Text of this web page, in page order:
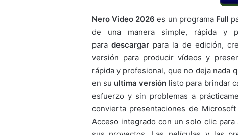
Nero Video 2026 es un programa Full
de una manera simple, rápida y
para descargarpara la de edición,
versión para producir vídeos y
rápida y profesional, que no deja nada
en su ultima versión listo para brindar
esfuerzo y sin problemas a
convierta presentaciones de
Acceso integrado con un solo clic